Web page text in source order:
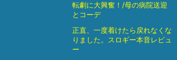
転劇に大興奮！/母の病院送迎
とコーデ
正直、一度着けたら戻れなくな
りました。スロギー本音レビュ
ー